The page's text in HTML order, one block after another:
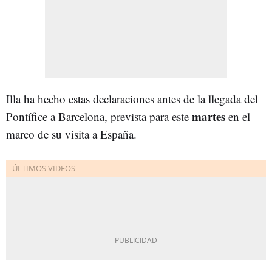
Illa ha hecho estas declaraciones antes de la llegada del
Pontífice a Barcelona, prevista para este martes en el
marco de su visita a España.